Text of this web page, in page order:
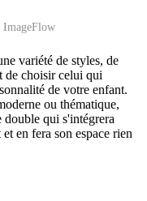
ImageFlow
variété de styles, de
de choisir celui qui
de votre enfant.
ou thématique,
double qui s'intégrera
en fera son espace rien